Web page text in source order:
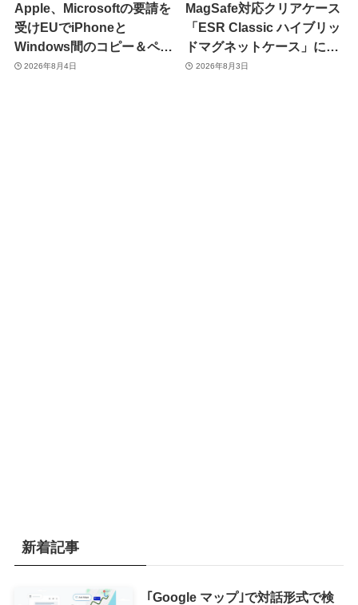
Apple、Microsoftの要請を
受けEUでiPhoneと
Windows間のコピー＆ペー
スト機能を提供へ
2026年8月4日
MagSafe対応クリアケース
「ESR Classic ハイブリッ
ドマグネットケース」に黄
ばみへの耐久性を向上させ
2026年8月3日
新着記事
｢Google マップ｣で対話形式で検